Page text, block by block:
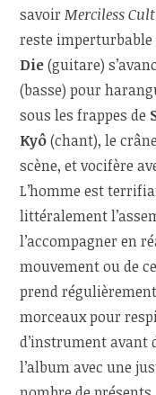
savoirMerciless Cult
reste imperturbable
Die(guitare)
(basse) pour
sous les frappes de
Kyô(chant), le
scène, et vocifère
L’homme est
littéralement
l’accompagner en
mouvement ou de
prend
morceaux pour
d’instrument avant
l’album avec une